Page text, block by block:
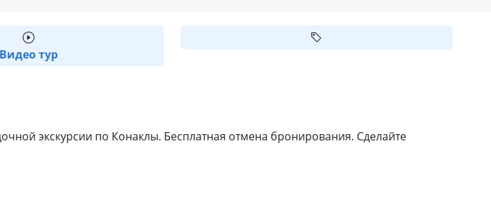
Видео тур
экскурсии по Конаклы. Бесплатная отмена бронирования. Сделайте